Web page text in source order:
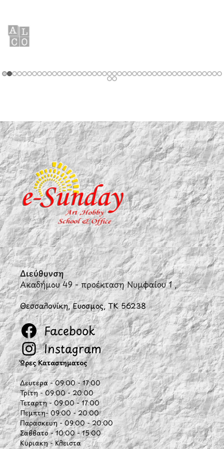
Διεύθυνση
Ακαδήμου 49 - προέκταση Νυμφαίου 1 ,
Θεσσαλονίκη, Εύοσμος, ΤΚ 56238
Facebook
Instagram
Ώρες Καταστήματος
Δευτέρα - 09:00 - 17:00
Τρίτη - 09:00 - 20:00
Τετάρτη - 09:00 - 17:00
Πέμπτη- 09:00 - 20:00
Παρασκευή - 09:00 - 20:00
Σάββατο - 10:00 - 15:00
Κυριακή - Κλειστά